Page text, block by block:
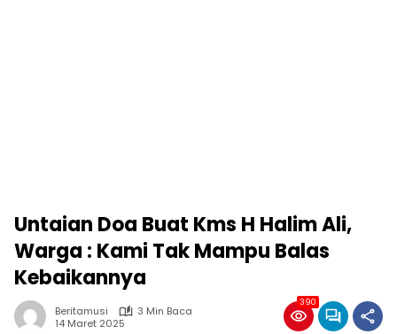
Untaian Doa Buat Kms H Halim Ali,
Warga : Kami Tak Mampu Balas
Kebaikannya
Beritamusi
3 Min Baca
14 Maret 2025
390